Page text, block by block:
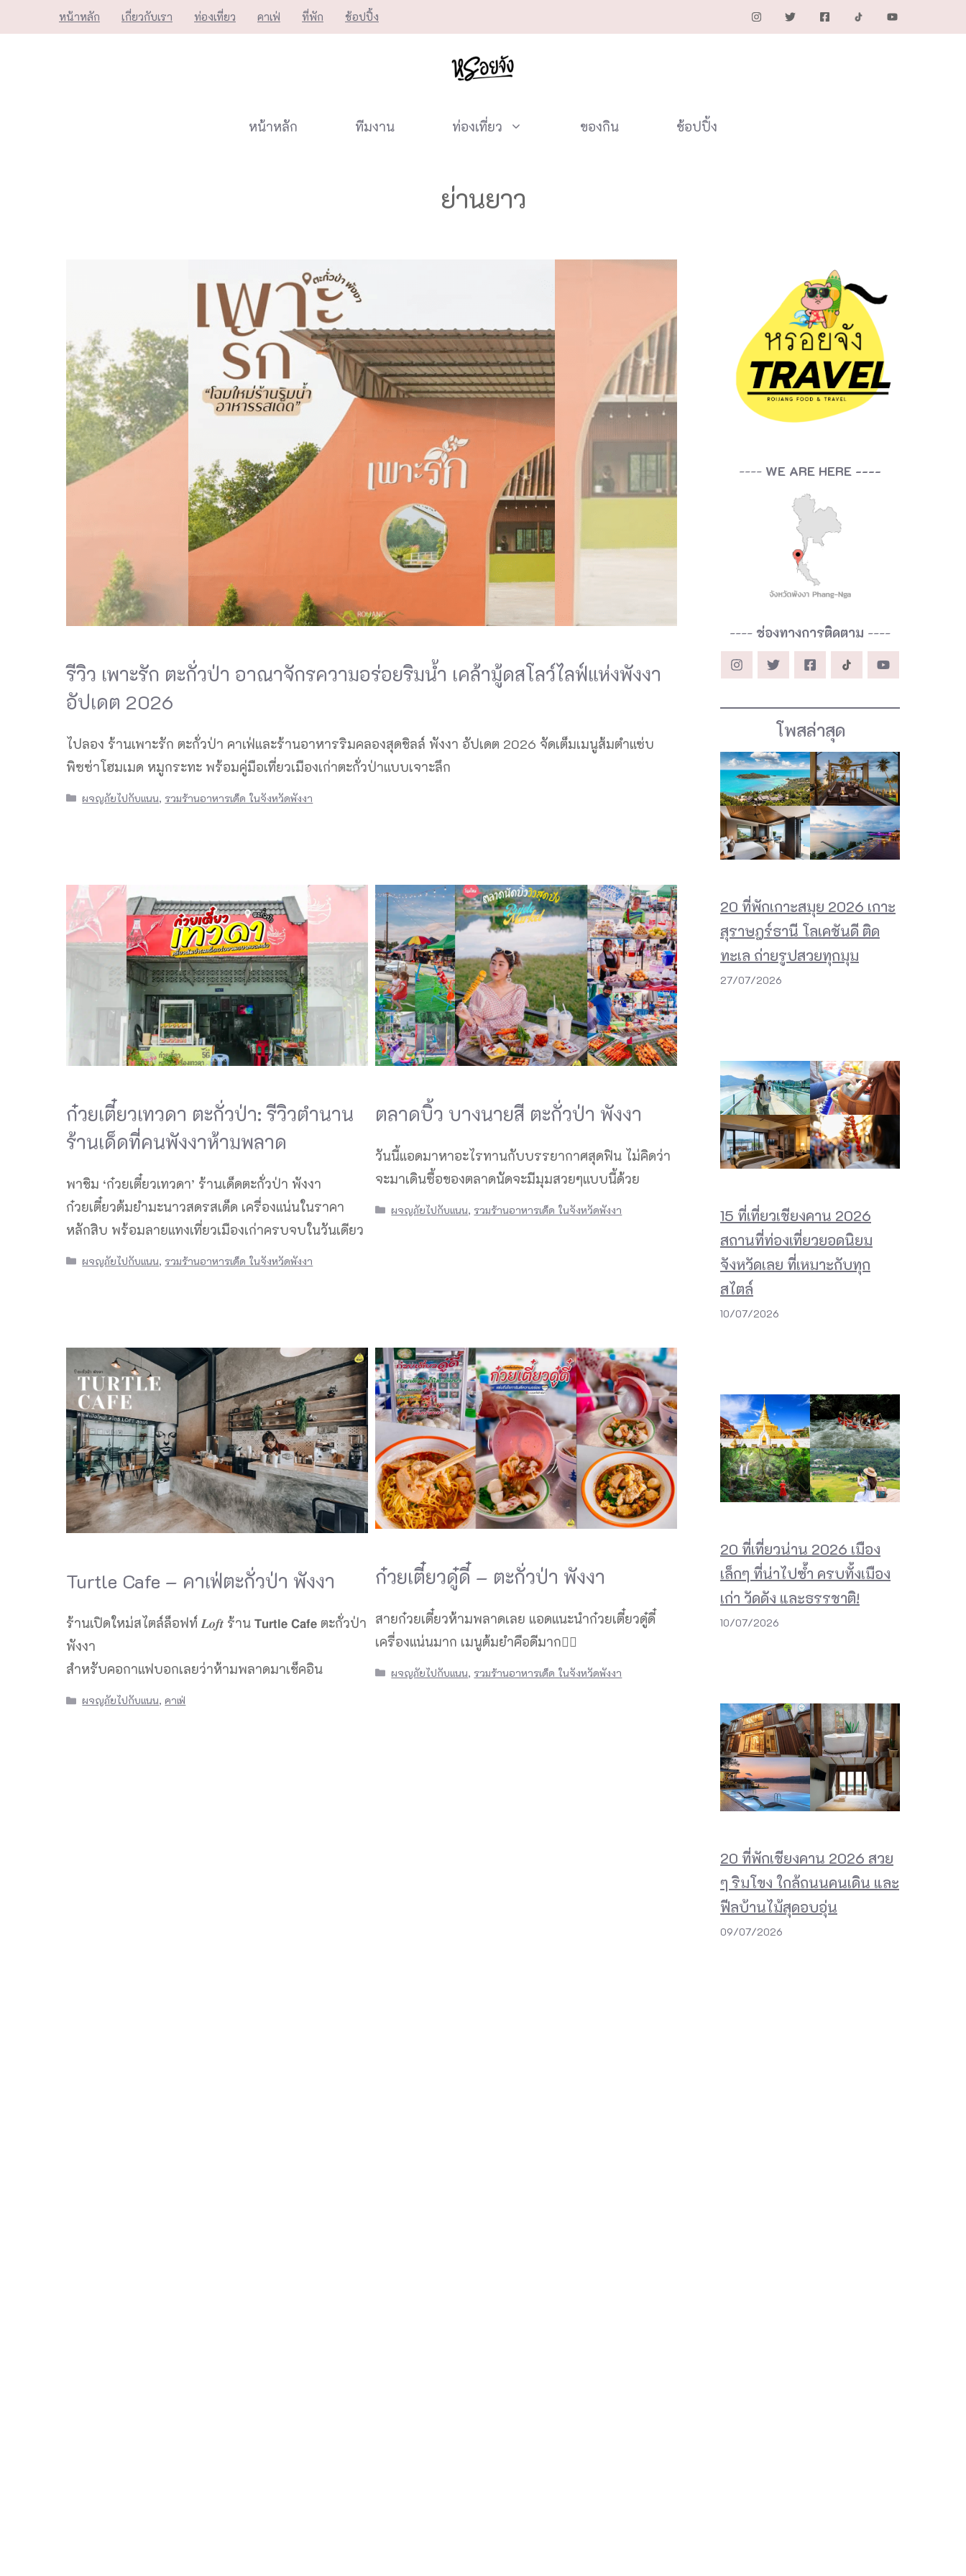
to
หน้าหลัก เกี่ยวกับเรา ท่องเที่ยว คาเฟ่ ที่พัก ช้อปปิ้ง
หน้าหลัก ทีมงาน ท่องเที่ยว ของกิน ช้อปปิ้ง
ย่านยาว
รีวิว เพาะรัก ตะกั่วป่า อาณาจักรความอร่อยริมน้ำ เคล้ามู้ดสโลว์ไลฟ์แห่งพังงา
อัปเดต 2026
ไปลอง ร้านเพาะรัก ตะกั่วป่า คาเฟ่และร้านอาหารริมคลองสุดชิลล์ พังงา อัปเดต 2026 จัดเต็มเมนูส้มตำแซ่บ
พิซซ่าโฮมเมด หมูกระทะ พร้อมคู่มือเที่ยวเมืองเก่าตะกั่วป่าแบบเจาะลึก
Categories
ผจญภัยไปกับแนน, รวมร้านอาหารเด็ด ในจังหวัดพังงา
ก๋วยเตี๋ยวเทวดา ตะกั่วป่า: รีวิวตำนาน
ร้านเด็ดที่คนพังงาห้ามพลาด
พาชิม ‘ก๋วยเตี๋ยวเทวดา’ ร้านเด็ดตะกั่วป่า พังงา
ก๋วยเตี๋ยวต้มยำมะนาวสดรสเด็ด เครื่องแน่นในราคา
หลักสิบ พร้อมลายแทงเที่ยวเมืองเก่าครบจบในวันเดียว
Categories
ผจญภัยไปกับแนน, รวมร้านอาหารเด็ด ในจังหวัดพังงา
ตลาดบิ้ว บางนายสี ตะกั่วป่า พังงา
วันนี้แอดมาหาอะไรทานกับบรรยากาศสุดฟิน ไม่คิดว่า
จะมาเดินซื้อของตลาดนัดจะมีมุมสวยๆแบบนี้ด้วย
Categories
ผจญภัยไปกับแนน, รวมร้านอาหารเด็ด ในจังหวัดพังงา
Turtle Cafe – คาเฟ่ตะกั่วป่า พังงา
ร้านเปิดใหม่สไตล์ล็อฟท์ 𝑳𝒐𝒇𝒕 ร้าน 𝗧𝘂𝗿𝘁𝗹𝗲 𝗖𝗮𝗳𝗲 ตะกั่วป่า
พังงา
สำหรับคอกาแฟบอกเลยว่าห้ามพลาดมาเช็คอิน
Categories
ผจญภัยไปกับแนน,คาเฟ่
ก๋วยเตี๋ยวดู๋ดี๋ – ตะกั่วป่า พังงา
สายก๋วยเตี๋ยวห้ามพลาดเลย แอดแนะนำก๋วยเตี๋ยวดู๋ดี๋
เครื่องแน่นมาก เมนูต้มยำคือดีมาก👍🏻
Categories
ผจญภัยไปกับแนน, รวมร้านอาหารเด็ด ในจังหวัดพังงา
---- WE ARE HERE ----
---- ช่องทางการติดตาม ----
โพสล่าสุด
20 ที่พักเกาะสมุย 2026 เกาะ
สุราษฎร์ธานี โลเคชันดี ติด
ทะเล ถ่ายรูปสวยทุกมุม
27/07/2026
15 ที่เที่ยวเชียงคาน 2026
สถานที่ท่องเที่ยวยอดนิยม
จังหวัดเลย ที่เหมาะกับทุก
สไตล์
10/07/2026
20 ที่เที่ยวน่าน 2026 เมือง
เล็กๆ ที่น่าไปซ้ำ ครบทั้งเมือง
เก่า วัดดัง และธรรชาติ!
10/07/2026
20 ที่พักเชียงคาน 2026 สวย
ๆ ริมโขง ใกล้ถนนคนเดิน และ
ฟีลบ้านไม้สุดอบอุ่น
09/07/2026